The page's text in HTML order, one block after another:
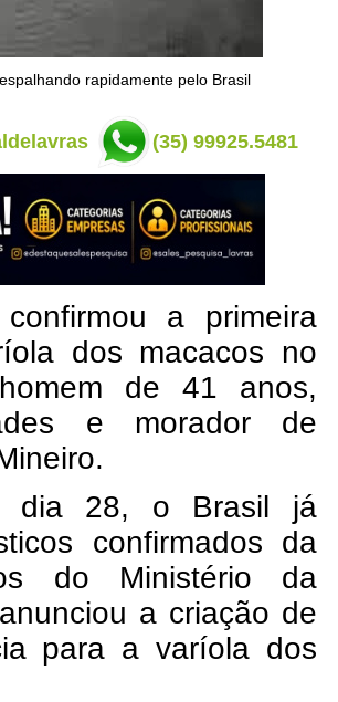
rapidamente pelo Brasil
(35) 99925.5481
a primeira
dos macacos no
de 41 anos,
e morador de
dia 28, o Brasil já
confirmados da
do Ministério da
a criação de
para a varíola dos